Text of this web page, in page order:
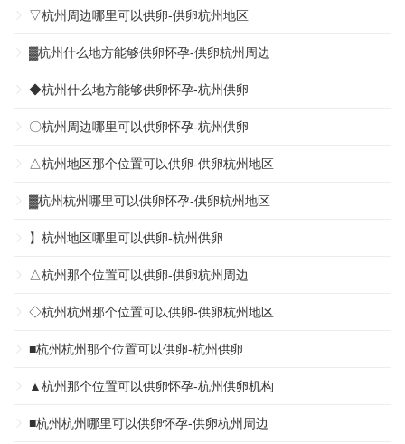
▽杭州周边哪里可以供卵-供卵杭州地区
▓杭州什么地方能够供卵怀孕-供卵杭州周边
◆杭州什么地方能够供卵怀孕-杭州供卵
〇杭州周边哪里可以供卵怀孕-杭州供卵
△杭州地区那个位置可以供卵-供卵杭州地区
▓杭州杭州哪里可以供卵怀孕-供卵杭州地区
】杭州地区哪里可以供卵-杭州供卵
△杭州那个位置可以供卵-供卵杭州周边
◇杭州杭州那个位置可以供卵-供卵杭州地区
■杭州杭州那个位置可以供卵-杭州供卵
▲杭州那个位置可以供卵怀孕-杭州供卵机构
■杭州杭州哪里可以供卵怀孕-供卵杭州周边